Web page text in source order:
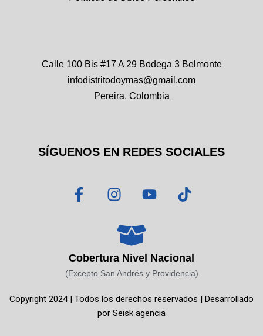
Calle 100 Bis #17 A 29 Bodega 3 Belmonte
infodistritodoymas@gmail.com
Pereira, Colombia
SÍGUENOS EN REDES SOCIALES
F
a
o
o
-
I
n
t
a
g
r
m
Y
o
b
e
T
i
k
Cobertura Nivel Nacional
(Excepto San Andrés y Providencia)
Copyright 2024 | Todos los derechos reservados | Desarrollado
por Seisk agencia